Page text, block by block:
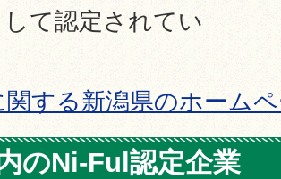
て認定されてい
関する新潟県のホーム
のNi-Ful認定企業